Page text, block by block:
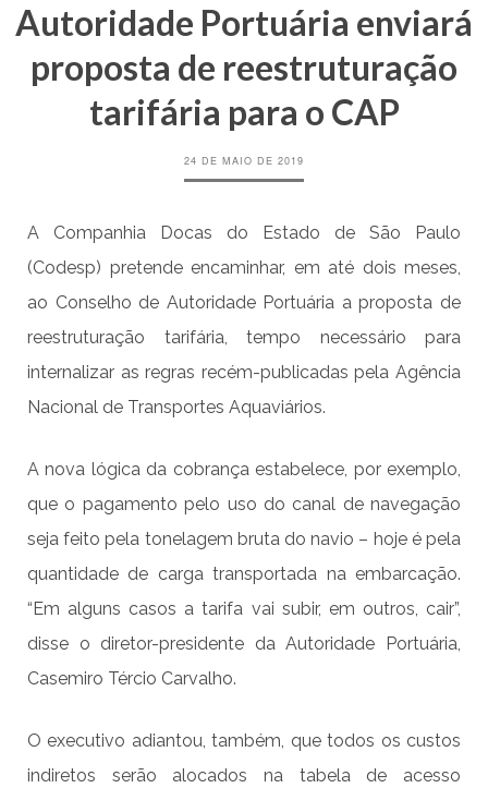
Autoridade Portuária enviará
proposta de reestruturação
tarifária para o CAP
24 DE MAIO DE 2019
A Companhia Docas do Estado de São Paulo
(Codesp) pretende encaminhar, em até dois meses,
ao Conselho de Autoridade Portuária a proposta de
reestruturação tarifária, tempo necessário para
internalizar as regras recém-publicadas pela Agência
Nacional de Transportes Aquaviários.
A nova lógica da cobrança estabelece, por exemplo,
que o pagamento pelo uso do canal de navegação
seja feito pela tonelagem bruta do navio – hoje é pela
quantidade de carga transportada na embarcação.
“Em alguns casos a tarifa vai subir, em outros, cair”,
disse o diretor-presidente da Autoridade Portuária,
Casemiro Tércio Carvalho.
O executivo adiantou, também, que todos os custos
indiretos serão alocados na tabela de acesso